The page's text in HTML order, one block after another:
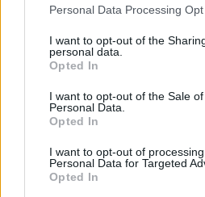
Personal Data Processing
I want to opt-out of the
personal data.
Opted In
I want to opt-out of the Sale
Personal Data.
Opted In
I want to opt-out of
Personal Data for Targeted
Opted In
Η Ελλάδα μπορεί να
το νέο τοπίο, εφόσον
προσελκύσει διεθνείς και
επενδύσεις. Δεν μιλάμε
κλασική έννοια· μιλάμε
παγκόσμια